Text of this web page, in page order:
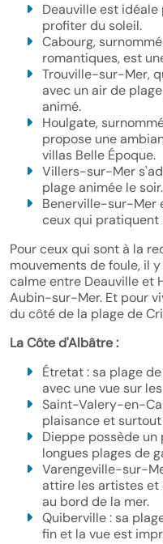
Deauville est
profiter du soleil.
Cabourg,
romantiques, est
Trouville-sur-Mer,
avec un air de
animé.
Houlgate,
propose une
villas Belle Époque.
Villers-sur-Mer
plage animée le soir.
Benerville-sur-Mer
ceux qui pratiquent
Pour ceux qui sont à la
mouvements de foule, il
calme entre Deauville et
Aubin-sur-Mer. Et pour
du côté de la plage de
La Côte d'Albâtre :
Étretat : sa plage
avec une vue sur
Saint-Valery-en-
plaisance et
Dieppe possède
longues plages de
Varengeville-sur-
attire les artistes et
au bord de la mer.
Quiberville : sa
fin et la vue est